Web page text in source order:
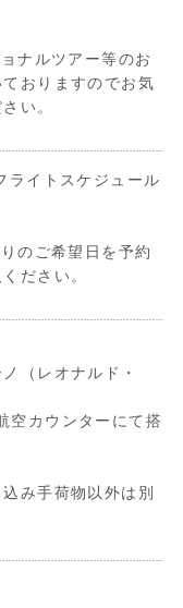
ナルツアー等のお
おりますのでお気
い。
ライトスケジュール
のご希望日を予約
ださい。
（レオナルド・
空カウンターにて搭
み手荷物以外は別